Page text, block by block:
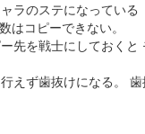
ラのステになっている
はコピーできない。
先を戦士にしておく
えず歯抜けになる。